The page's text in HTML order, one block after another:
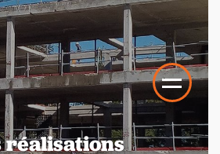
réalisations